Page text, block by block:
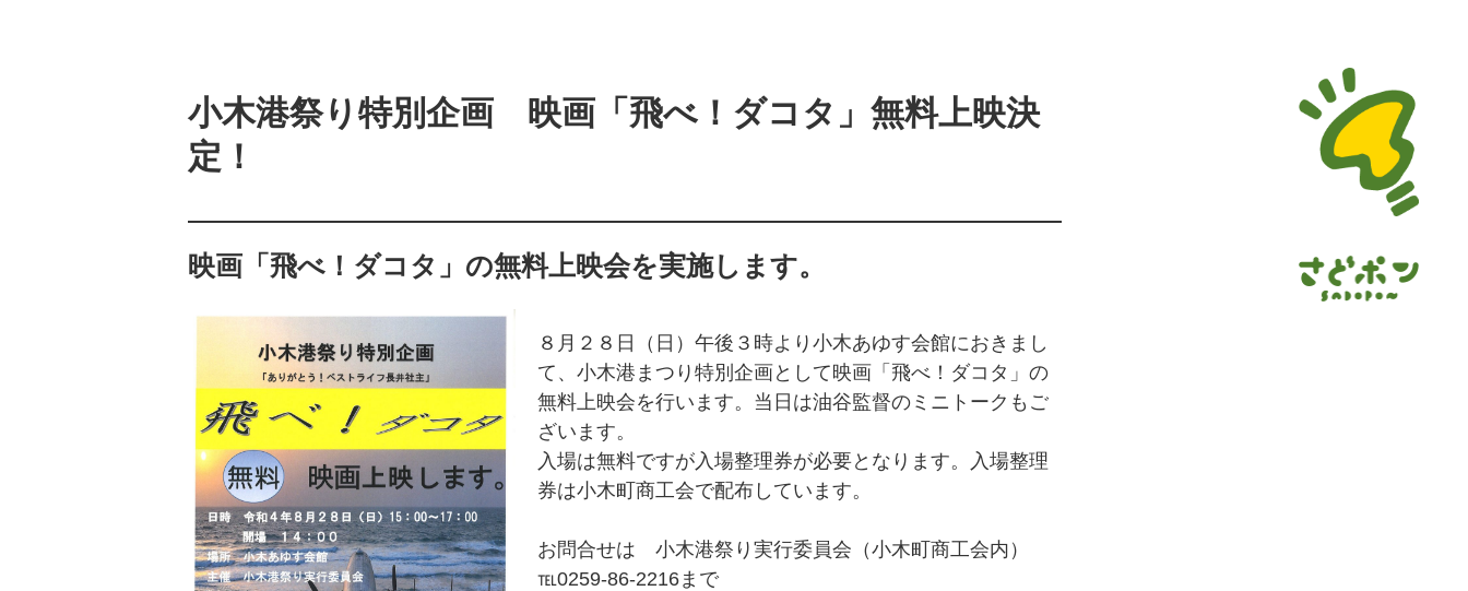
小木港祭り特別企画 映画「飛べ！ダコタ」無料上映決
定！
映画「飛べ！ダコタ」の無料上映会を実施します。
８月２８日（日）午後３時より小木あゆす会館におきまし
て、小木港まつり特別企画として映画「飛べ！ダコタ」の
無料上映会を行います。当日は油谷監督のミニトークもご
ざいます。
入場は無料ですが入場整理券が必要となります。入場整理
券は小木町商工会で配布しています。
お問合せは 小木港祭り実行委員会（小木町商工会内）
℡0259-86-2216まで